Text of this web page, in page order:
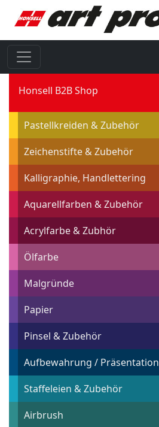
Honsell B2B Shop
Pastellkreiden & Zubehör
Zeichenstifte & Zubehör
Kalligraphie, Handlettering
Aquarellfarben & Zubehör
Acrylfarbe & Zubhör
Ölfarbe
Malgründe
Papier
Pinsel & Zubehör
Aufbewahrung / Präsentation
Staffeleien & Zubehör
Airbrush